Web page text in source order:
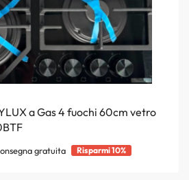
a Gas 4 fuochi 60cm vetro
gratuita Risparmi 10%